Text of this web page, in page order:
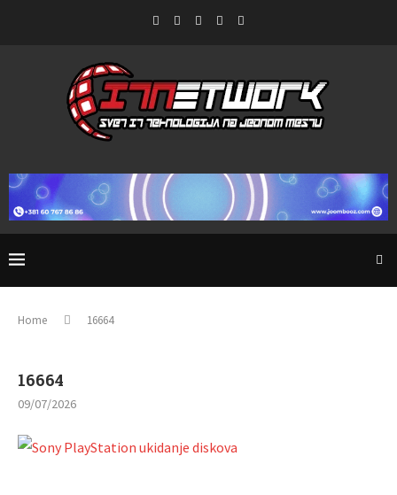
Home 16664
16664
09/07/2026